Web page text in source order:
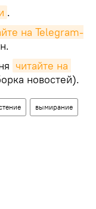
.
на Telegram-
читайте на
новостей).
вымирание